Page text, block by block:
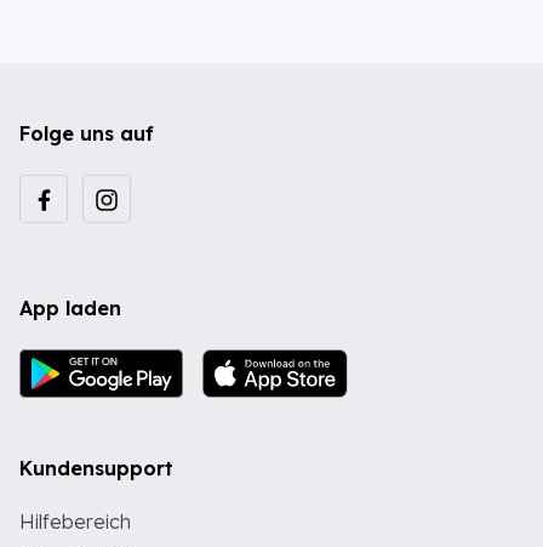
Folge uns auf
App laden
Kundensupport
Hilfebereich